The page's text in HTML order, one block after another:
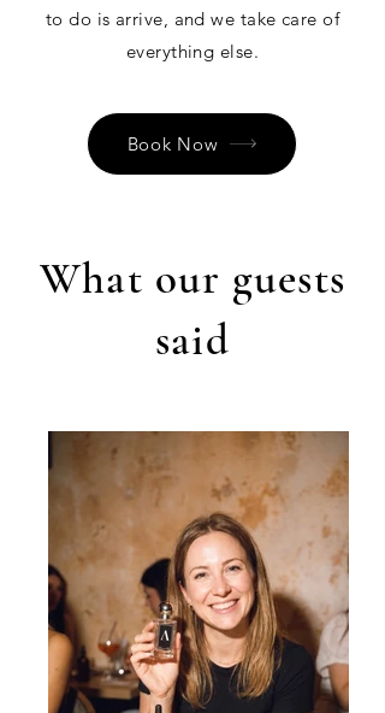
to do is arrive, and we take care of
everything else.
Book Now
What our guests
said